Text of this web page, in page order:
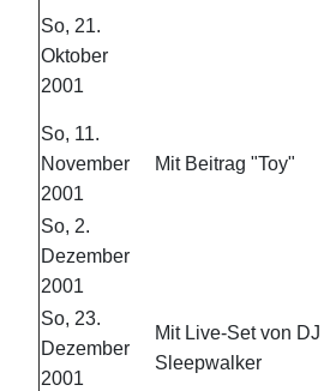
So, 21.
Oktober
2001
So, 11.
November
2001
Mit Beitrag "Toy"
So, 2.
Dezember
2001
So, 23.
Dezember
2001
Mit Live-Set von DJ
Sleepwalker